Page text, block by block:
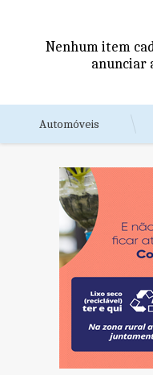
Nenhum item
anunciar
Automóveis